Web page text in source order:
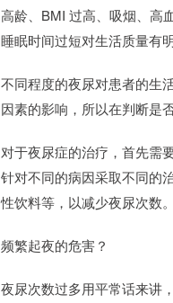
高龄、BMI 过高、吸烟、高
睡眠时间过短对生活质量有明
不同程度的夜尿对患者的生
因素的影响，所以在判断是
对于夜尿症的治疗，首先需
针对不同的病因采取不同的
性饮料等，以减少夜尿次数。
频繁起夜的危害？
夜尿次数过多用平常话来讲